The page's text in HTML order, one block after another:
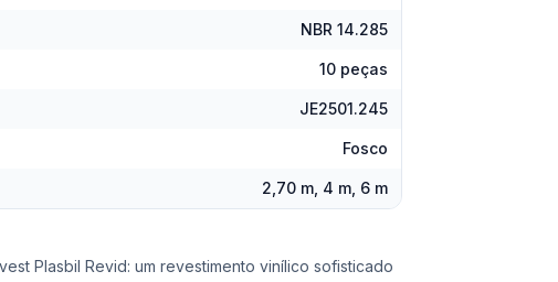
NBR 14.285
10 peças
JE2501.245
Fosco
2,70 m, 4 m, 6 m
Plasbil Revid: um revestimento vinílico sofisticado